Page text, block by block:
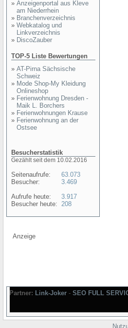
» Anzeigenportal aus Kleve
am Niederrhein
» Branchenverzeichnis
» Webkatalog und
Linkverzeichnis
» DiscoZauber
TOP-5 Liste Bewertungen
» AT-Pirna Sächsische
Schweiz
» Mode Shop-My Kleidung
Onlineshop
» Ferienwohnung Dresden -
Maik L. Borchers
» Ferienwohnungen Krause
» Ferienwohnung an der
Ostsee
Besucherstatistik
Gezählt seit dem 10.02.2016
Seitenaufrufe:
Besucher:
Aufrufe heute:
Besucher heute:
63.073
3.469
3.917
208
Anzeige
Partner: Link-Joker - SEO FULL